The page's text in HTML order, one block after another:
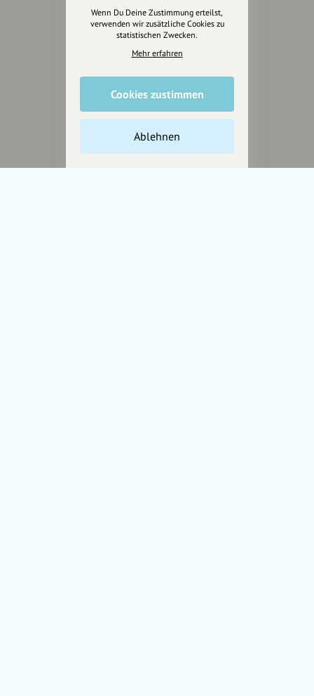
Marketing
Design & Branding
Anakin Design
Unterstütze
unsere Plattform
Wenn Du Deine Zustimmung erteilst,
verwenden wir zusätzliche Cookies zu
statistischen Zwecken.
Mehr erfahren
Cookies zustimmen
Ablehnen